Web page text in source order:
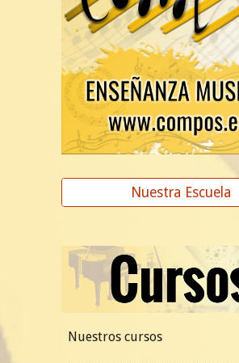
Nuestra Escuela
Nuestros cursos